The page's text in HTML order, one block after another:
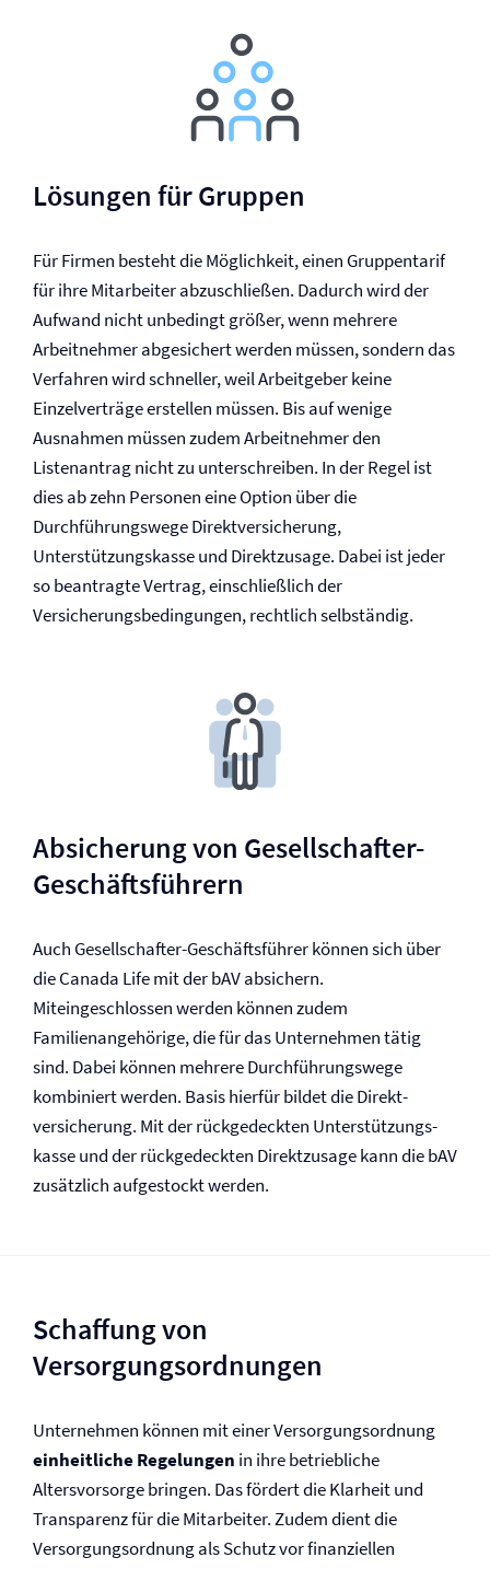
Lösungen für Gruppen
Für Firmen besteht die Möglichkeit, einen Gruppentarif
für ihre Mitarbeiter abzuschließen. Dadurch wird der
Aufwand nicht unbedingt größer, wenn mehrere
Arbeitnehmer abgesichert werden müssen, sondern das
Verfahren wird schneller, weil Arbeitgeber keine
Einzelverträge erstellen müssen. Bis auf wenige
Ausnahmen müssen zudem Arbeitnehmer den
Listenantrag nicht zu unterschreiben. In der Regel ist
dies ab zehn Personen eine Option über die
Durchführungswege Direkt­versicherung,
Unterstützungs­kasse und Direktzusage. Dabei ist jeder
so beantragte Vertrag, einschließlich der
Versicherungs­bedingungen, rechtlich selbständig.
Absicherung von Gesellschafter-
Geschäftsführern
Auch Gesellschafter-Geschäftsführer können sich über
die Canada Life mit der bAV absichern.
Miteingeschlossen werden können zudem
Familienangehörige, die für das Unternehmen tätig
sind. Dabei können mehrere Durchführungswege
kombiniert werden. Basis hierfür bildet die Direkt­
versicherung. Mit der rückgedeckten Unterstützungs­
kasse und der rückgedeckten Direktzusage kann die bAV
zusätzlich aufgestockt werden.
Schaffung von
Versorgungsordnungen
Unternehmen können mit einer Versorgungsordnung
einheitliche Regelungen in ihre betriebliche
Altersvorsorge bringen. Das fördert die Klarheit und
Transparenz für die Mitarbeiter. Zudem dient die
Versorgungsordnung als Schutz vor finanziellen